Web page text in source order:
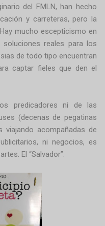
del FMLN, han hecho
y carreteras, pero la
mucho escepticismo en
reales para los
de todo tipo encuentran
captar fieles que den el
predicadores ni de las
(decenas de pegatinas
viajando acompañadas de
ni negocios, es
El “Salvador”.